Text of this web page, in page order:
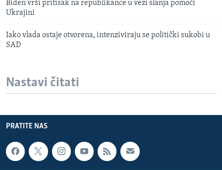
Biden vrši pritisak na republikance u vezi slanja pomoći
Ukrajini
Iako vlada ostaje otvorena, intenziviraju se politički sukobi u
SAD
Nastavi čitati
PRATITE NAS